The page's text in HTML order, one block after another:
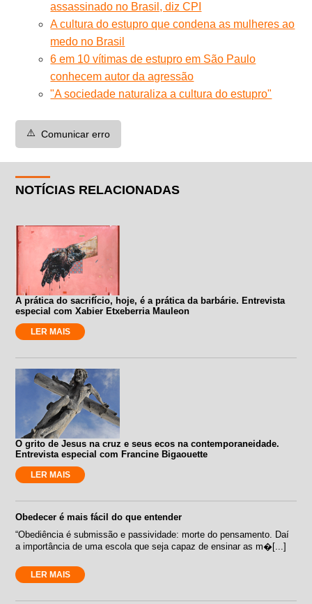
assassinado no Brasil, diz CPI
A cultura do estupro que condena as mulheres ao
medo no Brasil
6 em 10 vítimas de estupro em São Paulo
conhecem autor da agressão
"A sociedade naturaliza a cultura do estupro"
⚠️ Comunicar erro
NOTÍCIAS RELACIONADAS
A prática do sacrifício, hoje, é a prática da barbárie. Entrevista
especial com Xabier Etxeberria Mauleon
LER MAIS
O grito de Jesus na cruz e seus ecos na contemporaneidade.
Entrevista especial com Francine Bigaouette
LER MAIS
Obedecer é mais fácil do que entender
“Obediência é submissão e passividade: morte do pensamento. Daí
a importância de uma escola que seja capaz de ensinar as m�[...]
LER MAIS